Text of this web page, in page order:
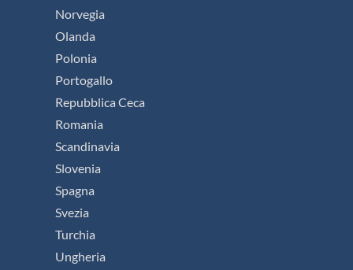
Norvegia
Olanda
Polonia
Portogallo
Repubblica Ceca
Romania
Scandinavia
Slovenia
Spagna
Svezia
Turchia
Ungheria